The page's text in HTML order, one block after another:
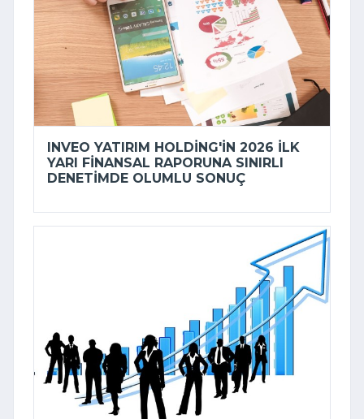
INVEO YATIRIM HOLDING'IN 2026 ILK
YARI FINANSAL RAPORUNA SINIRLI
DENETIMDE OLUMLU SONUÇ